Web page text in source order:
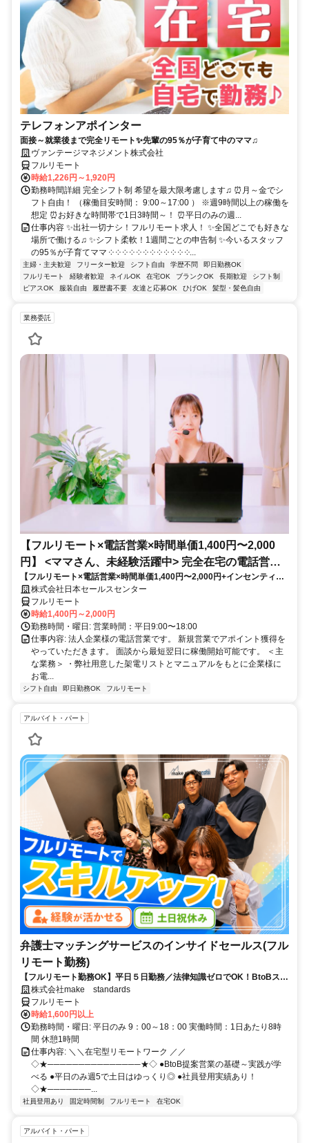
テレフォンアポインター
面接～就業後まで完全リモート✨先輩の95％が子育て中のママ♫
ヴァンテージマネジメント株式会社
フルリモート
時給1,226円～1,920円
勤務時間詳細 完全シフト制 希望を最大限考慮します♫ ⏰月～金でシ
フト自由！ （稼働目安時間： 9:00～17:00 ） ※週9時間以上の稼働を
想定 ⏰お好きな時間帯で1日3時間～！ ⏰平日のみの週...
仕事内容 ✨出社一切ナシ！フルリモート求人！ ✨全国どこでも好きな
場所で働ける♫ ✨シフト柔軟！1週間ごとの申告制 ✨今いるスタッフ
の95％が子育てママ ༶ ༶ ༶ ༶ ༶ ༶ ༶ ༶ ༶ ༶ ༶ ༶...
主婦・主夫歓迎 フリーター歓迎 シフト自由 学歴不問
即日勤務OK
フルリモート
経験者歓迎 ネイルOK 在宅OK ブランクOK 長期歓迎
シフト制
ピアスOK
服装自由 履歴書不要 友達と応募OK ひげOK 髪型・髪色自由
業務委託
【フルリモート×電話営業×時間単価1,400円〜2,000
円】 <ママさん、未経験活躍中> 完全在宅の電話営業
で家庭と仕事の両立を実現
【フルリモート×電話営業×時間単価1,400円〜2,000円+インセンティブ
あり】 ＜ママさん、未経験活躍中＞ 完全在宅の電話営業で家庭と仕事の
両立を実現
株式会社日本セールスセンター
フルリモート
時給1,400円～2,000円
勤務時間・曜日: 営業時間：平日9:00〜18:00
仕事内容: 法人企業様の電話営業です。 新規営業でアポイント獲得を
やっていただきます。 面談から最短翌日に稼働開始可能です。 ＜主
な業務＞ ・弊社用意した架電リストとマニュアルをもとに企業様に
お電...
シフト自由 即日勤務OK フルリモート
アルバイト・パート
弁護士マッチングサービスのインサイドセールス(フル
リモート勤務)
【フルリモート勤務OK】平日５日勤務／法律知識ゼロでOK！BtoBスキ
ルが身につく営業職
株式会社make standards
フルリモート
時給1,600円以上
勤務時間・曜日: 平日のみ 9：00～18：00 実働時間：1日あたり8時
間 休憩1時間
仕事内容: ＼＼在宅型リモートワーク ／／
◇★───────────────★◇ ●BtoB提案営業の基礎～実践が学
べる ●平日のみ週5で土日はゆっくり◎ ●社員登用実績あり！
◇★───────...
社員登用あり 固定時間制 フルリモート 在宅OK
アルバイト・パート